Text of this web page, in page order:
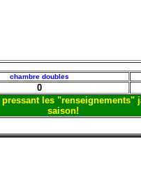
chambre doubles
0
les
saison!